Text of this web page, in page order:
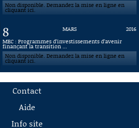
Non disponible. Demandez la mise en ligne en
cliquant ici.
8 MARS
2016
MEC : Programmes d’investissements d’avenir
finançant la transition ...
Non disponible. Demandez la mise en ligne en
cliquant ici.
Contact
Aide
Info site